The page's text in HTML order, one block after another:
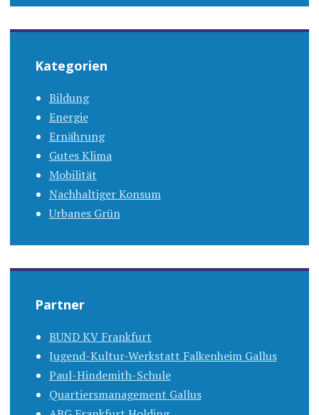
Kategorien
Bildung
Energie
Ernährung
Gutes Klima
Mobilität
Nachhaltiger Konsum
Urbanes Grün
Partner
BUND KV Frankfurt
Jugend-Kultur-Werkstatt Falkenheim Gallus
Paul-Hindemith-Schule
Quartiersmanagement Gallus